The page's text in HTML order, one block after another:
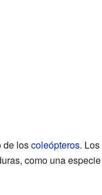
de loscoleópteros. Los
como una